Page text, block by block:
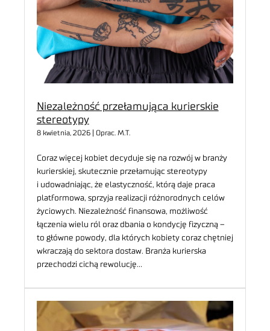
Niezależność przełamująca kurierskie
stereotypy
8 kwietnia, 2026 | Oprac. M.T.
Coraz więcej kobiet decyduje się na rozwój w branży
kurierskiej, skutecznie przełamując stereotypy
i udowadniając, że elastyczność, którą daje praca
platformowa, sprzyja realizacji różnorodnych celów
życiowych. Niezależność finansowa, możliwość
łączenia wielu ról oraz dbania o kondycję fizyczną –
to główne powody, dla których kobiety coraz chętniej
wkraczają do sektora dostaw. Branża kurierska
przechodzi cichą rewolucję…